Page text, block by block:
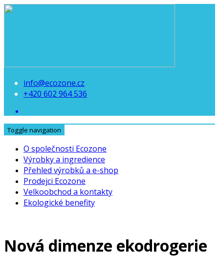
info@ecozone.cz
+420 602 964 536
Toggle navigation
O společnosti Ecozone
Výrobky a ingredience
Přehled výrobků a e-shop
Prodejci Ecozone
Velkoobchod a kontakty
Ekologické benefity
Nová dimenze ekodrogerie